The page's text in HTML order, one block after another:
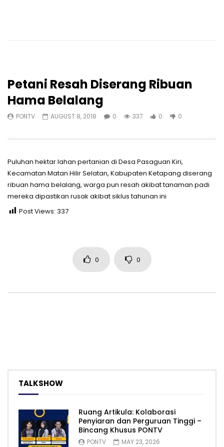
Petani Resah Diserang Ribuan
Hama Belalang
PONTV AUGUST 8, 2018 0 337 0 0
Puluhan hektar lahan pertanian di Desa Pasaguan Kiri,
Kecamatan Matan Hilir Selatan, Kabupaten Ketapang diserang
ribuan hama belalang, warga pun resah akibat tanaman padi
mereka dipastikan rusak akibat siklus tahunan ini
Post Views: 337
0 0
TALKSHOW
Ruang Artikula: Kolaborasi
Penyiaran dan Perguruan Tinggi –
Bincang Khusus PONTV
PONTV MAY 23, 2026